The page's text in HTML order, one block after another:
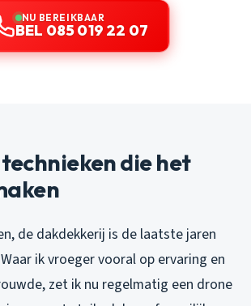
NU BEREIKBAAR
BEL 085 019 22 07
die het
de dakdekkerij is de laatste jaren
ik vroeger vooral op ervaring en
zet ik nu regelmatig een drone